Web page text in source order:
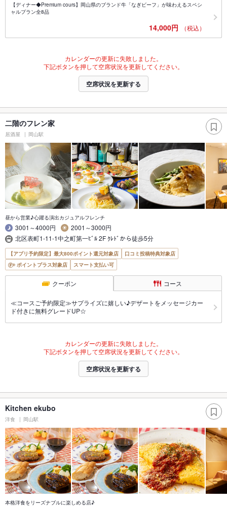
【ディナー◆Premium cours】岡山県のブランド牛「なぎビーフ」が味わえるスペシ
ャルプラン全8品
14,000円 （税込）
カレンダーの更新に失敗しました。
下記ボタンを押して空席状況を更新してください。
空席状況を更新する
二階のフレン家
居酒屋 岡山駅
昼から営業♪心躍る演出カジュアルフレンチ
3001～4000円
2001～3000円
北区表町1-11-1中之町第一ﾋﾞﾙ 2F ｸﾚﾄﾞから徒歩5分
【アプリ予約限定】最大800ポイント還元対象店
口コミ投稿特典対象店
ポイントプラス対象店
スマート支払い可
クーポン コース
≪コースご予約限定≫サプライズに嬉しい♪デザートをメッセージカー
ド付きに無料グレードUP☆
カレンダーの更新に失敗しました。
下記ボタンを押して空席状況を更新してください。
空席状況を更新する
Kitchen ekubo
洋食 岡山駅
本格洋食をリーズナブルに楽しめる店♪